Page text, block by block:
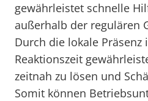
gewährleistet schnelle
außerhalb der regulären
Durch die lokale Präsenz
Reaktionszeit
zeitnah zu lösen und
Somit können